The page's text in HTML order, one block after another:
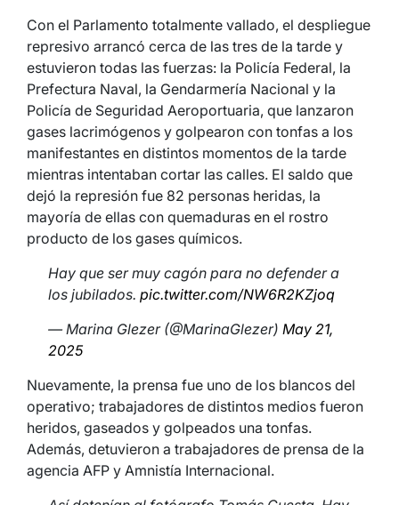
Con el Parlamento totalmente vallado, el despliegue
represivo arrancó cerca de las tres de la tarde y
estuvieron todas las fuerzas: la Policía Federal, la
Prefectura Naval, la Gendarmería Nacional y la
Policía de Seguridad Aeroportuaria, que lanzaron
gases lacrimógenos y golpearon con tonfas a los
manifestantes en distintos momentos de la tarde
mientras intentaban cortar las calles. El saldo que
dejó la represión fue 82 personas heridas, la
mayoría de ellas con quemaduras en el rostro
producto de los gases químicos.
Hay que ser muy cagón para no defender a
los jubilados. pic.twitter.com/NW6R2KZjoq
— Marina Glezer (@MarinaGlezer) May 21,
2025
Nuevamente, la prensa fue uno de los blancos del
operativo; trabajadores de distintos medios fueron
heridos, gaseados y golpeados una tonfas.
Además, detuvieron a trabajadores de prensa de la
agencia AFP y Amnistía Internacional.